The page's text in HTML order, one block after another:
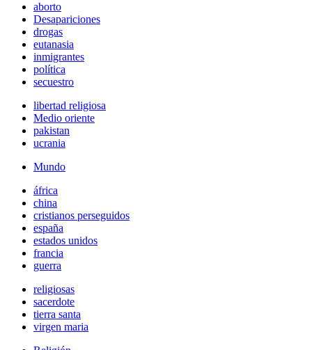
aborto
Desapariciones
drogas
eutanasia
inmigrantes
política
secuestro
libertad religiosa
Medio oriente
pakistan
ucrania
Mundo
áfrica
china
cristianos perseguidos
españa
estados unidos
francia
guerra
religiosas
sacerdote
tierra santa
virgen maria